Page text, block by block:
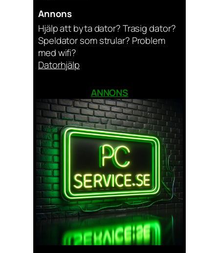
Annons
Hjälp att byta dator? Trasig dator?
Speldator som strular? Problem
med wifi?
Datorhjälp
ANNONS